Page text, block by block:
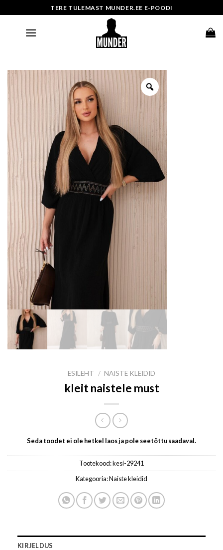
to
TERE TULEMAST MUNDER.EE E-POODI
ESILEHT / NAISTE KLEIDID
kleit naistele must
Seda toodet ei ole hetkel laos ja pole seetõttu saadaval.
Tootekood:kesi-29241
Kategooria:Naiste kleidid
KIRJELDUS